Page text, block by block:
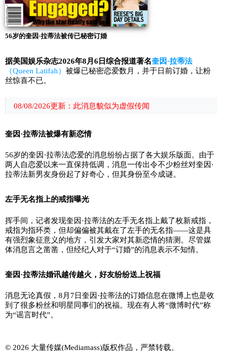
56岁的奎因·拉蒂法被传已秘密订婚
据美国娱乐杂志2026年8月6日综合报道著名奎因·拉蒂法
（Queen Latifah） 被爆已秘密恋爱数月，并于日前订婚，让粉
丝惊喜不已。
08/08/2026更新：此消息貌似为虚假传闻
奎因·拉蒂法被爆有新恋情
56岁的奎因·拉蒂法恋爱的消息纷纷占据了各大娱乐版面。由于
两人自恋爱以来一直保持低调，消息一传出令不少粉丝对奎因·
拉蒂法新男友身份起了好奇心，但其身份至今成谜。
左手无名指上的戒指曝光
挥手间，记者发现奎因·拉蒂法的左手无名指上戴了枚新戒指，
戒指为指环类，但却偏偏被其戴在了左手的无名指——这是具
有强烈象征意义的地方，引发大家对其新恋情的猜测。尽管媒
体消息言之凿凿，但经纪人对于“订婚”的消息表示不知情。
奎因·拉蒂法婚讯越传越火，好友纷纷送上祝福
消息无论真假，8月7日奎因·拉蒂法的订婚信息在微博上也是收
到了很多粉丝和明星同事们的祝福。现在有人将“微博时代”称
为“谣言时代”。
© 2026 大量传媒(Mediamass)版权作品，严禁转载。